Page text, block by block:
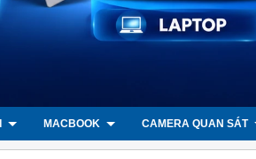
MACBOOK CAMERA QUAN SÁT